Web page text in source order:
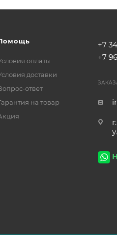
оплаты
доставки
ответ
на товар
+7
+7